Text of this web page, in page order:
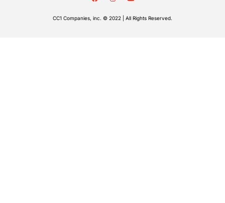
CC1 Companies, inc. © 2022 | All Rights Reserved.